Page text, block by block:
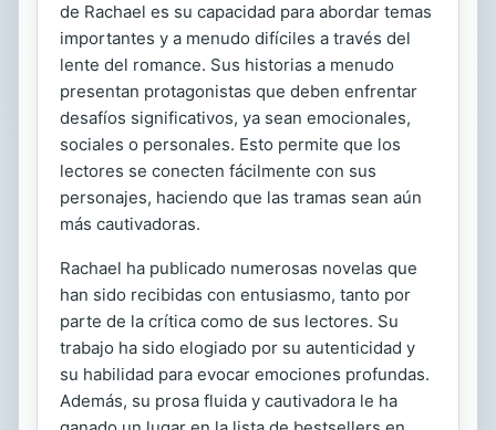
de Rachael es su capacidad para abordar temas
importantes y a menudo difíciles a través del
lente del romance. Sus historias a menudo
presentan protagonistas que deben enfrentar
desafíos significativos, ya sean emocionales,
sociales o personales. Esto permite que los
lectores se conecten fácilmente con sus
personajes, haciendo que las tramas sean aún
más cautivadoras.
Rachael ha publicado numerosas novelas que
han sido recibidas con entusiasmo, tanto por
parte de la crítica como de sus lectores. Su
trabajo ha sido elogiado por su autenticidad y
su habilidad para evocar emociones profundas.
Además, su prosa fluida y cautivadora le ha